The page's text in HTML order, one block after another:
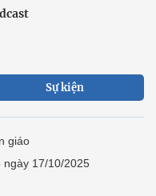
Sự kiện
giáo
ngày 17/10/2025